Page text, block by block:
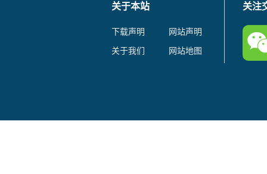
关于本站
下载声明
网站声明
关于我们
网站地图
关注